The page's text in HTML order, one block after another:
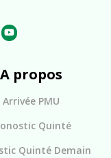
A propos
Arrivée PMU
Quinté
Quinté Demain